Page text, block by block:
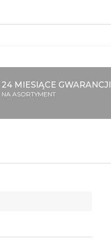
24 MIESIĄCE GWARANCJI
NA ASORTYMENT